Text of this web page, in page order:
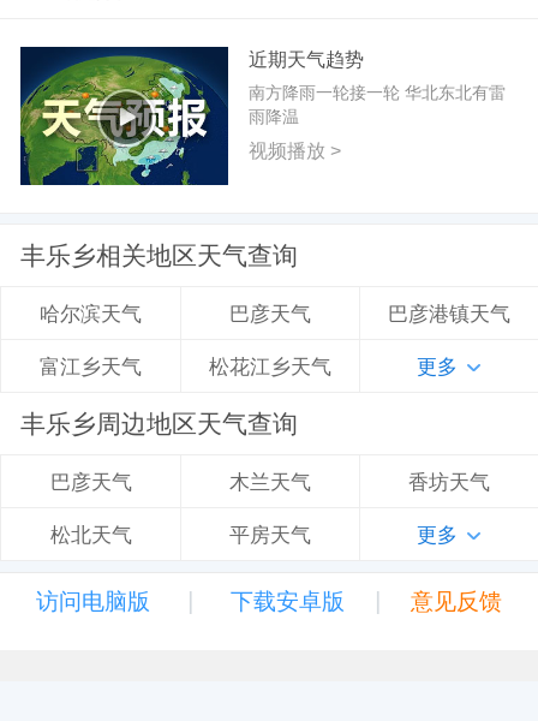
近期天气趋势
南方降雨一轮接一轮 华北东北有雷
雨降温
视频播放 >
丰乐乡相关地区天气查询
哈尔滨天气 巴彦天气 巴彦港镇天气
富江乡天气 松花江乡天气 更多
丰乐乡周边地区天气查询
巴彦天气 木兰天气 香坊天气
松北天气 平房天气 更多
访问电脑版 | 下载安卓版 | 意见反馈